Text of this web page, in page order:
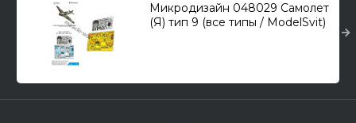
Микродизайн 048029 Самолет
(Я) тип 9 (все типы / ModelSvit)